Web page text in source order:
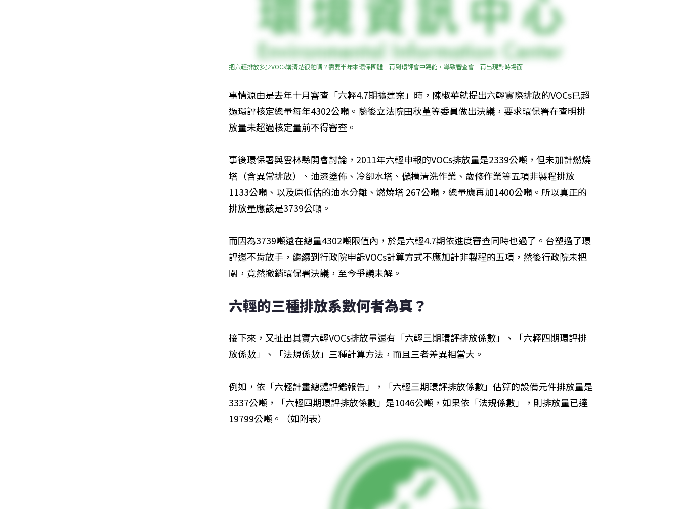
把六輕排放多少VOCs講清楚很難嗎？需要半年來環保團體一再到環評會中踢館，導致審查會一再出現對峙場面
事情源由是去年十月審查「六輕4.7期擴建案」時，陳椒華就提出六輕實際排放的VOCs已超
過環評核定總量每年4302公噸。隨後立法院田秋堇等委員做出決議，要求環保署在查明排
放量未超過核定量前不得審查。
事後環保署與雲林縣開會討論，2011年六輕申報的VOCs排放量是2339公噸，但未加計燃燒
塔（含異常排放）、油漆塗佈、冷卻水塔、儲槽清洗作業、歲修作業等五項非製程排放
1133公噸、以及原低估的油水分離、燃燒塔 267公噸，總量應再加1400公噸。所以真正的
排放量應該是3739公噸。
而因為3739噸還在總量4302噸限值內，於是六輕4.7期依進度審查同時也過了。台塑過了環
評還不肯放手，繼續到行政院申訴VOCs計算方式不應加計非製程的五項，然後行政院未把
關，竟然撤銷環保署決議，至今爭議未解。
六輕的三種排放系數何者為真？
接下來，又扯出其實六輕VOCs排放量還有「六輕三期環評排放係數」、「六輕四期環評排
放係數」、「法規係數」三種計算方法，而且三者差異相當大。
例如，依「六輕計畫總體評鑑報告」，「六輕三期環評排放係數」估算的設備元件排放量是
3337公噸，「六輕四期環評排放係數」是1046公噸，如果依「法規係數」，則排放量已達
19799公噸。（如附表）